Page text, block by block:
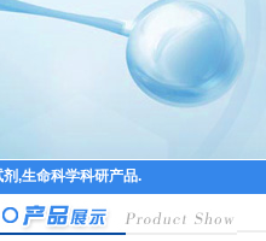
,生命科学科研产品.